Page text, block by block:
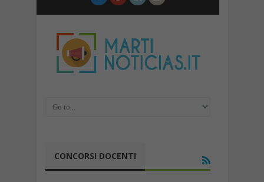
CONCORSI DOCENTI